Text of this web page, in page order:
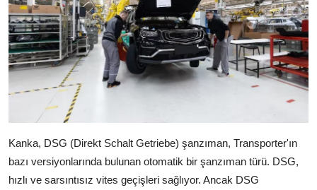
Kanka, DSG (Direkt Schalt Getriebe) şanzıman, Transporter'ın
bazı versiyonlarında bulunan otomatik bir şanzıman türü. DSG,
hızlı ve sarsıntısız vites geçişleri sağlıyor. Ancak DSG